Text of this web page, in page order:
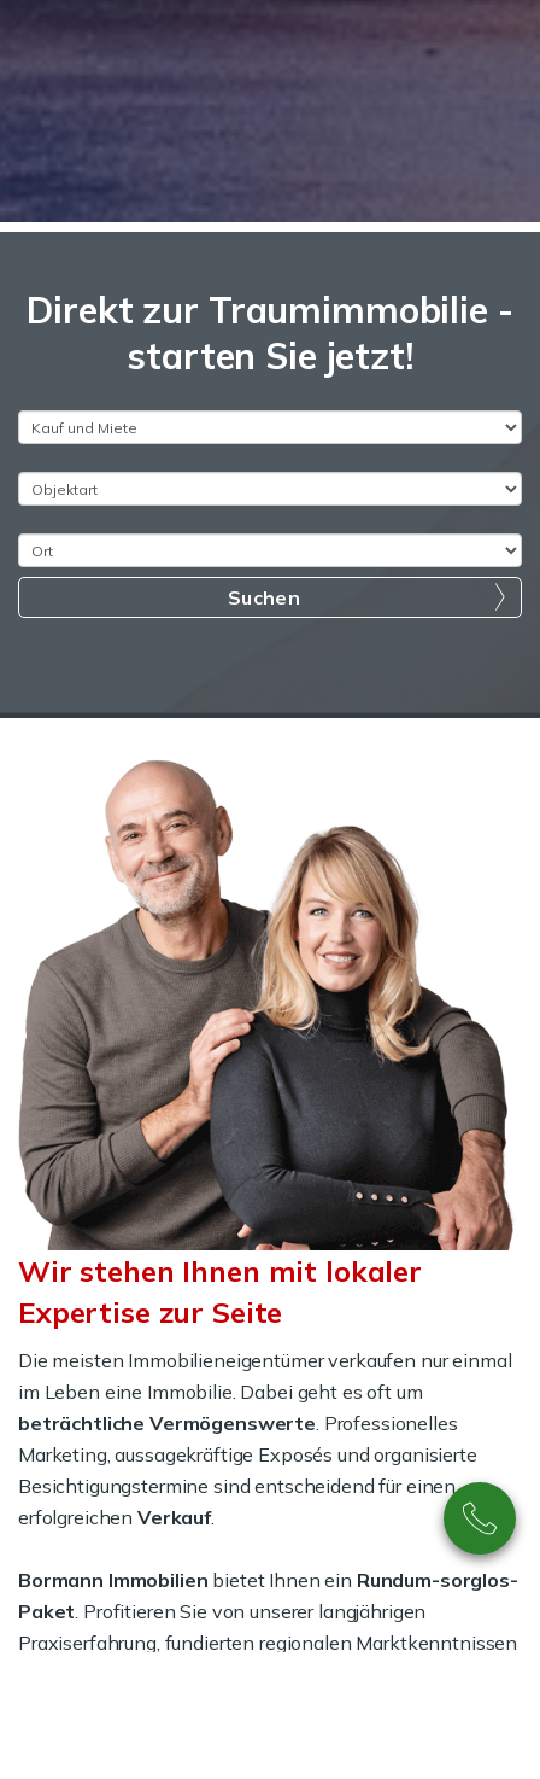
Direkt zur Traumimmobilie -
starten Sie jetzt!
Suchen
Wir stehen Ihnen mit lokaler
Expertise zur Seite
Die meisten Immobilieneigentümer verkaufen nur einmal
im Leben eine Immobilie. Dabei geht es oft um
beträchtliche Vermögenswerte. Professionelles
Marketing, aussagekräftige Exposés und organisierte
Besichtigungstermine sind entscheidend für einen
erfolgreichen Verkauf.
Bormann Immobilien bietet Ihnen ein Rundum-sorglos-
Paket. Profitieren Sie von unserer langjährigen
Praxiserfahrung, fundierten regionalen Marktkenntnissen